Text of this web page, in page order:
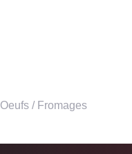
Oeufs / Fromages